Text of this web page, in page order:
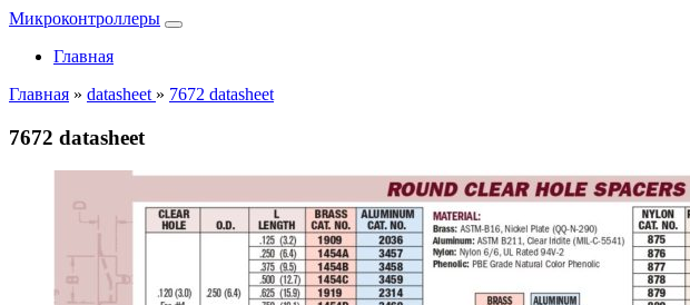
Микроконтроллеры
Главная
Главная » datasheet » 7672 datasheet
7672 datasheet